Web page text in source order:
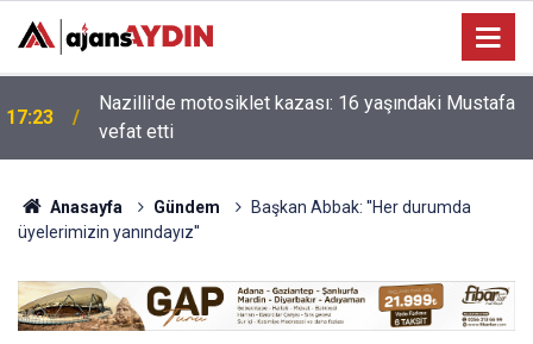
17:23
Nazilli'de motosiklet kazası: 16 yaşındaki Mustafa
vefat etti
Anasayfa Gündem
Başkan Abbak: ''Her durumda
üyelerimizin yanındayız''